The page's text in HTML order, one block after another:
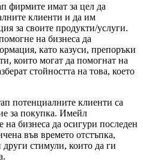
фирмите имат за цел да
клиенти и да им
за своите продукти/услуги.
на бизнеса да
като казуси, препоръки
които могат да помогнат на
стойността на това, което
потенциалните клиенти са
за покупка. Имейл
бизнеса да осигури последен
във времето отстъпка,
стимули, които да ги